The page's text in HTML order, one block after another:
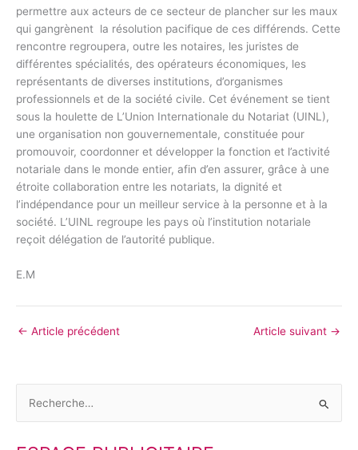
permettre aux acteurs de ce secteur de plancher sur les maux
qui gangrènent la résolution pacifique de ces différends. Cette
rencontre regroupera, outre les notaires, les juristes de
différentes spécialités, des opérateurs économiques, les
représentants de diverses institutions, d’organismes
professionnels et de la société civile. Cet événement se tient
sous la houlette de L’Union Internationale du Notariat (UINL),
une organisation non gouvernementale, constituée pour
promouvoir, coordonner et développer la fonction et l’activité
notariale dans le monde entier, afin d’en assurer, grâce à une
étroite collaboration entre les notariats, la dignité et
l’indépendance pour un meilleur service à la personne et à la
société. L’UINL regroupe les pays où l’institution notariale
reçoit délégation de l’autorité publique.
E.M
← Article précédent Article suivant →